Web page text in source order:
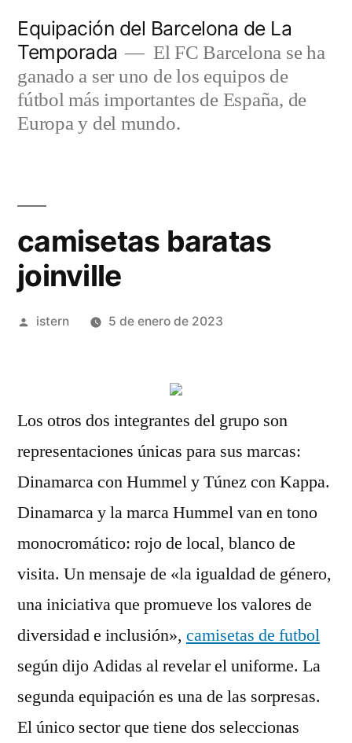
contenido
Equipación del Barcelona de La
Temporada
El FC Barcelona se ha
ganado a ser uno de los equipos de
fútbol más importantes de España, de
Europa y del mundo.
camisetas baratas
joinville
Publicado
istern 5 de enero de 2023
Los otros dos integrantes del grupo son
representaciones únicas para sus marcas:
Dinamarca con Hummel y Túnez con Kappa.
Dinamarca y la marca Hummel van en tono
monocromático: rojo de local, blanco de
visita. Un mensaje de «la igualdad de género,
una iniciativa que promueve los valores de
diversidad e inclusión», camisetas de futbol
según dijo Adidas al revelar el uniforme. La
segunda equipación es una de las sorpresas.
El único sector que tiene dos seleccionas